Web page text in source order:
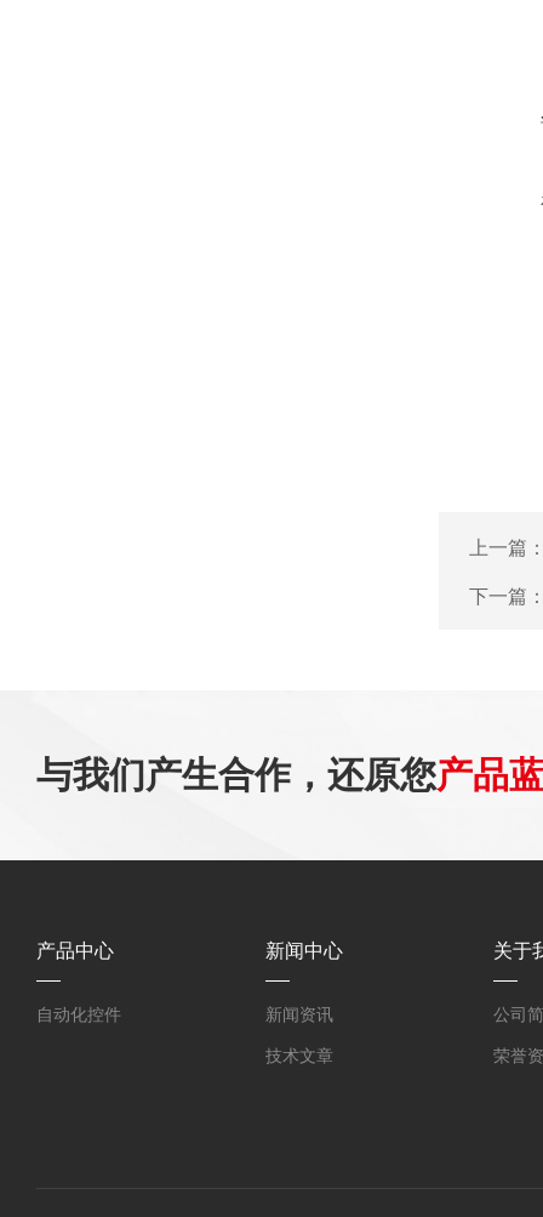
上一篇
下一篇
与我们产生合作，还原您产品
产品中心
自动化控件
新闻中心
新闻资讯
技术文章
关于
公司
荣誉